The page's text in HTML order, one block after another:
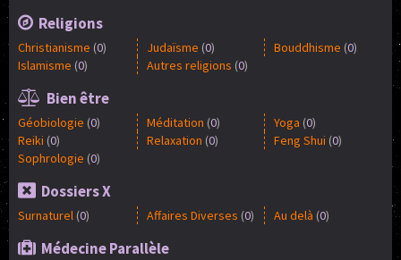
Religions
Christianisme (0) Judaïsme (0) Bouddhisme (0)
Islamisme (0) Autres religions (0)
Bien être
Géobiologie (0) Méditation (0) Yoga (0)
Reiki (0) Relaxation (0) Feng Shui (0)
Sophrologie (0)
Dossiers X
Surnaturel (0) Affaires Diverses (0) Au delà (0)
Médecine Parallèle